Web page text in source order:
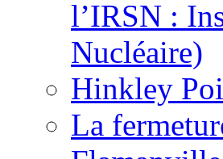
l’IRSN :
Nucléaire)
Hinkley
La